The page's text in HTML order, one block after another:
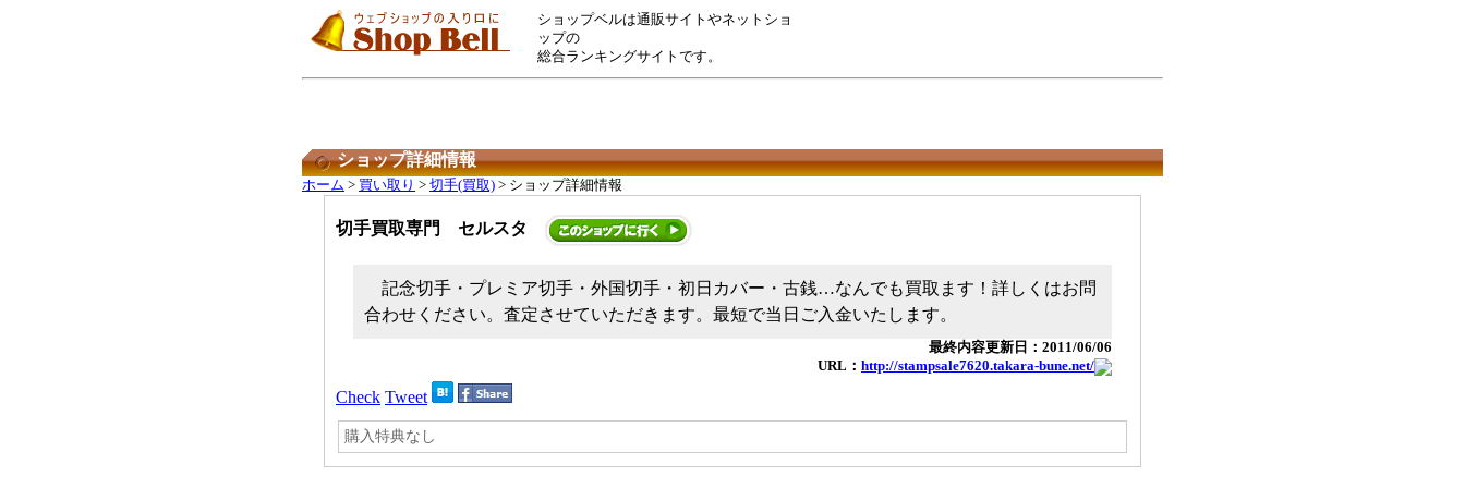
ショップベルは通販サイトやネットショ
ップの
総合ランキングサイトです。
ショップ詳細情報
ホーム > 買い取り > 切手(買取) > ショップ詳細情報
切手買取専門 セルスタ
記念切手・プレミア切手・外国切手・初日カバー・古銭…なんでも買取ます！詳しくはお問
合わせください。査定させていただきます。最短で当日ご入金いたします。
最終内容更新日：2011/06/06
URL： http://stampsale7620.takara-bune.net/
Check Tweet
購入特典なし